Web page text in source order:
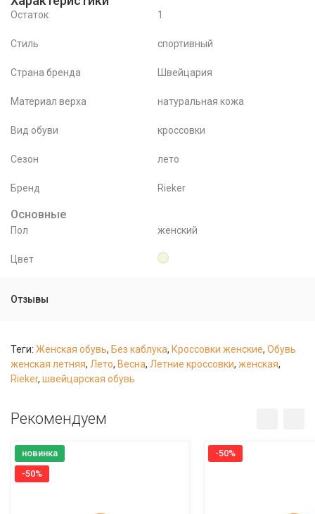
Остаток 1
Стиль спортивный
Страна бренда Швейцария
Материал верха натуральная кожа
Вид обуви кроссовки
Сезон лето
Бренд Rieker
Основные
Пол женский
Цвет
Отзывы
Теги: Женская обувь, Без каблука, Кроссовки женские, Обувь
женская летняя, Лето, Весна, Летние кроссовки, женская,
Rieker, швейцарская обувь
Рекомендуем
новинка
-50%
-50%